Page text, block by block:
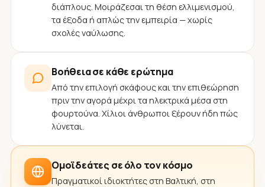
διάπλους. Μοιράζεσαι τη θέση ελλιμενισμού,
τα έξοδα ή απλώς την εμπειρία — χωρίς
σχολές ναύλωσης.
Βοήθεια σε κάθε ερώτημα
Από την επιλογή σκάφους και την επιθεώρηση
πριν την αγορά μέχρι τα ηλεκτρικά μέσα στη
φουρτούνα. Χίλιοι άνθρωποι ξέρουν ήδη πώς
λύνεται.
Ομοϊδεάτες σε όλο τον κόσμο
Πραγματικοί ιδιοκτήτες στη Βαλτική, στη